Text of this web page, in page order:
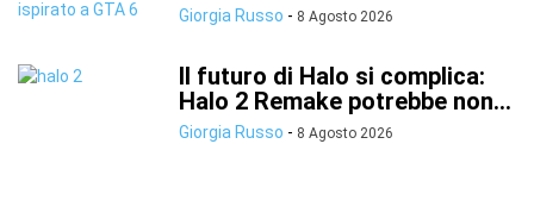
Giorgia Russo - 8 Agosto 2026
Il futuro di Halo si complica:
Halo 2 Remake potrebbe non...
Giorgia Russo - 8 Agosto 2026